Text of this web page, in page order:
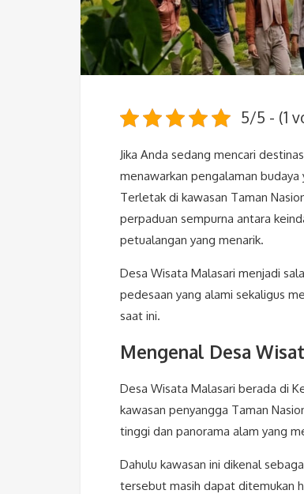
5/5 - (1
Jika Anda sedang mencari
menawarkan pengalaman
Terletak di kawasan Taman
perpaduan sempurna antara
petualangan yang menarik.
Desa Wisata Malasari menjadi
pedesaan yang alami sekaligus
saat ini.
Mengenal Desa
Desa Wisata Malasari berada di
kawasan penyangga Taman
tinggi dan panorama alam yang
Dahulu kawasan ini dikenal
tersebut masih dapat ditemukan